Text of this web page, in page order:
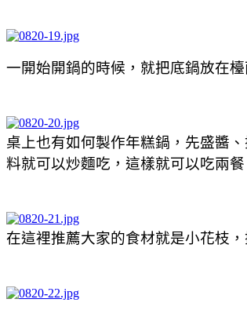
一開始開鍋的時候，就把底鍋放在
桌上也有如何製作年糕鍋，先盛醬
料就可以炒麵吃，這樣就可以吃兩
在這裡推薦大家的食材就是小花枝